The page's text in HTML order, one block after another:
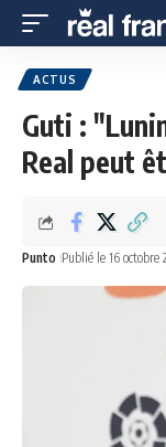
ACTUS
Guti :
Real peut
Punto Publié le 16 octobre